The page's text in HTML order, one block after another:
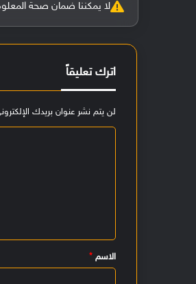
لا يمكننا ضمان صحة المعلومات
اترك تعليقاً
لن يتم نشر عنوان بريدك
الاسم*